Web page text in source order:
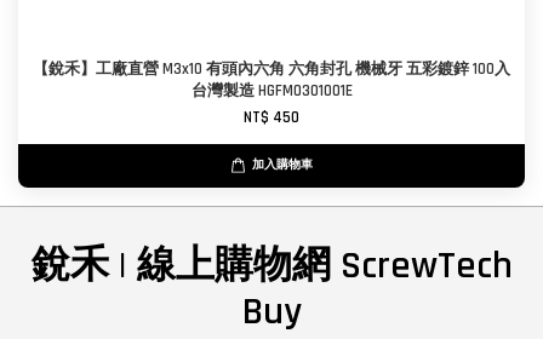
【銳禾】工廠直營 M3x10 有頭內六角 六角封孔 機械牙 五彩鍍鋅 100入
台灣製造 HGFM0301001E
NT$ 450
加入購物車
銳禾 | 線上購物網 ScrewTech
Buy